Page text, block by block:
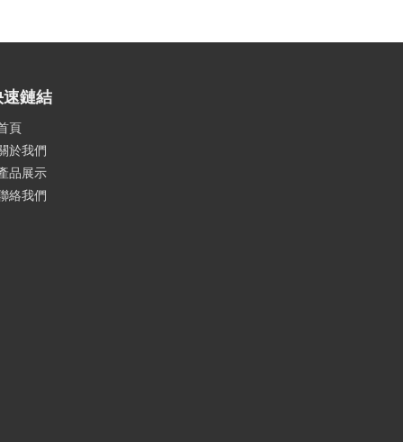
速鏈結
頁
於我們
品展示
絡我們